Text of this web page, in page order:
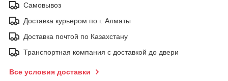
Самовывоз
Доставка курьером по г. Алматы
Доставка почтой по Казахстану
Транспортная компания с доставкой до двери
Все условия доставки